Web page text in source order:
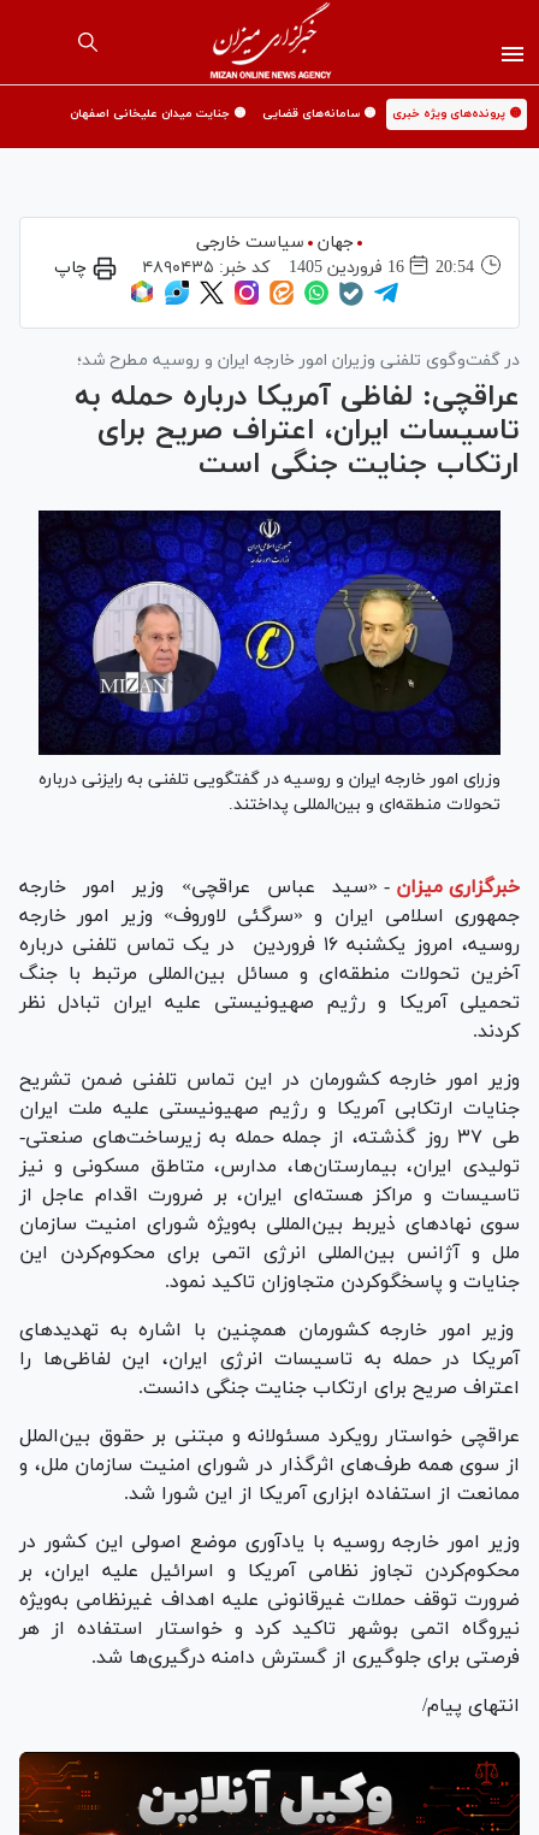
🟡 پرونده‌های ویژه خبری 🟡 سامانه‌های قضایی 🟡 جنایت میدان علیخانی اصفهان
جهان
سیاست خارجی
20:54
16 فروردين 1405 کد خبر: ۴۸۹۰۴۳۵ چاپ
در گفت‌وگوی تلفنی وزیران امور خارجه ایران و روسیه مطرح شد؛
عراقچی: لفاظی آمریکا درباره حمله به
تاسیسات ایران، اعتراف صریح برای
ارتکاب جنایت جنگی است
وزرای امور خارجه ایران و روسیه در گفتگویی تلفنی به رایزنی درباره
تحولات منطقه‌ای و بین‌المللی پداختند.
خبرگزاری میزان - «سید عباس عراقچی» وزیر امور خارجه
جمهوری اسلامی ایران و «سرگئی لاوروف» وزیر امور خارجه
روسیه، امروز یکشنبه ۱۶ فروردین در یک تماس تلفنی درباره
آخرین تحولات منطقه‌ای و مسائل بین‌المللی مرتبط با جنگ
تحمیلی آمریکا و رژیم صهیونیستی علیه ایران تبادل نظر
کردند.
وزیر امور خارجه کشورمان در این تماس تلفنی ضمن تشریح
جنایات ارتکابی آمریکا و رژیم صهیونیستی علیه ملت ایران
طی ۳۷ روز گذشته، از جمله حمله به زیرساخت‌های صنعتی-
تولیدی ایران، بیمارستان‌ها، مدارس، متاطق مسکونی و نیز
تاسیسات و مراکز هسته‌ای ایران، بر ضرورت اقدام عاجل از
سوی نهادهای ذیربط بین‌المللی به‌ویژه شورای امنیت سازمان
ملل و آژانس بین‌المللی انرژی اتمی برای محکوم‌کردن این
جنایات و پاسخگوکردن متجاوزان تاکید نمود.
وزیر امور خارجه کشورمان همچنین با اشاره به تهدیدهای
آمریکا در حمله به تاسیسات انرژی ایران، این لفاظی‌ها را
اعتراف صریح برای ارتکاب جنایت جنگی دانست.
عراقچی خواستار رویکرد مسئولانه و مبتنی بر حقوق بین‌الملل
از سوی همه طرف‌های اثرگذار در شورای امنیت سازمان ملل، و
ممانعت از استفاده ابزاری آمریکا از این شورا شد.
وزیر امور خارجه روسیه با یادآوری موضع اصولی این کشور در
محکوم‌کردن تجاوز نظامی آمریکا و اسرائیل علیه ایران، بر
ضرورت توقف حملات غیرقانونی علیه اهداف غیرنظامی به‌ویژه
نیروگاه اتمی بوشهر تاکید کرد و خواستار استفاده از هر
فرصتی برای جلوگیری از گسترش دامنه درگیری‌ها شد.
انتهای پیام/